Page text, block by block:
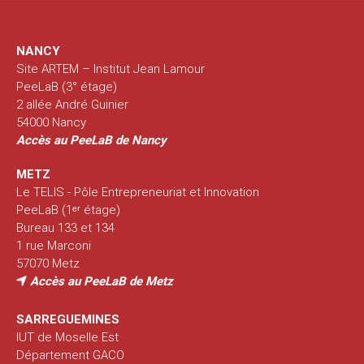
NANCY
Site ARTEM – Institut Jean Lamour
PeeLaB (3° étage)
2 allée André Guinier
54000 Nancy
Accès au PeeLaB de Nancy
METZ
Le TELIS - Pôle Entrepreneuriat et Innovation
PeeLaB (1ᵉʳ étage)
Bureau 133 et 134
1 rue Marconi
57070 Metz
Accès au PeeLaB de Metz
SARREGUEMINES
IUT de Moselle Est
Département GACO